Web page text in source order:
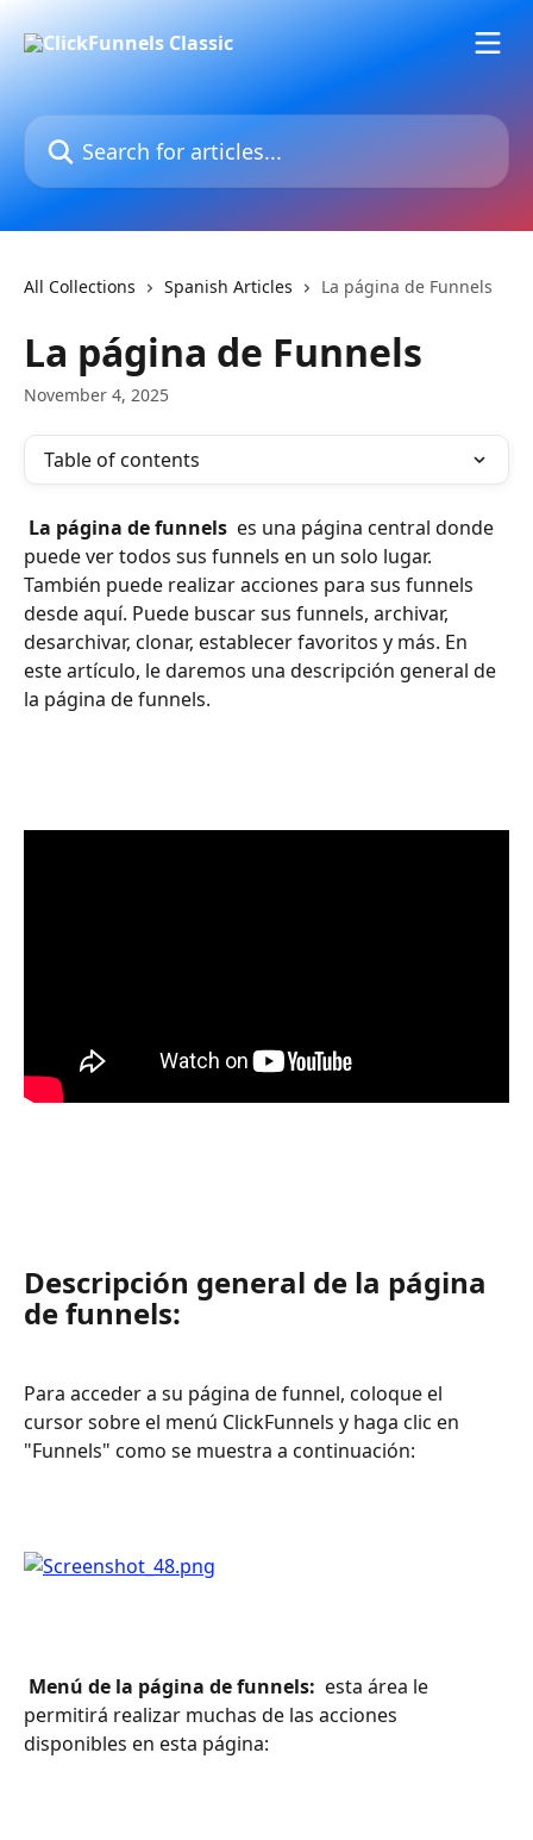
Search for articles...
All Collections Spanish Articles La página de Funnels
La página de Funnels
November 4, 2025
Table of contents
La página de funnels es una página central donde
puede ver todos sus funnels en un solo lugar.
También puede realizar acciones para sus funnels
desde aquí. Puede buscar sus funnels, archivar,
desarchivar, clonar, establecer favoritos y más. En
este artículo, le daremos una descripción general de
la página de funnels.
Descripción general de la página
de funnels:
Para acceder a su página de funnel, coloque el
cursor sobre el menú ClickFunnels y haga clic en
"Funnels" como se muestra a continuación:
Menú de la página de funnels: esta área le
permitirá realizar muchas de las acciones
disponibles en esta página: